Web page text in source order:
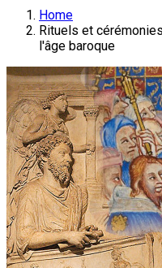
Home
Rituels et
l'âge baroque